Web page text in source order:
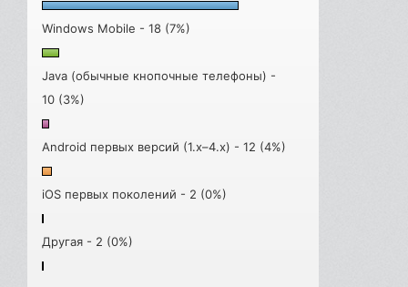
Windows Mobile - 18 (7%)
Java (обычные кнопочные телефоны) -
10 (3%)
Android первых версий (1.x–4.x) - 12 (4%)
iOS первых поколений - 2 (0%)
Другая - 2 (0%)